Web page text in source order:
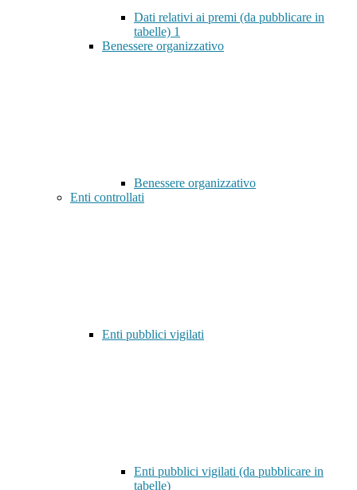
Dati relativi ai premi (da pubblicare in
tabelle) 1
Benessere organizzativo
Benessere organizzativo
Enti controllati
Enti pubblici vigilati
Enti pubblici vigilati (da pubblicare in
tabelle)